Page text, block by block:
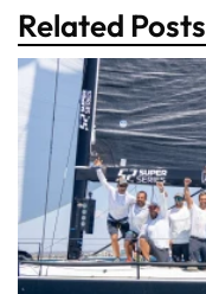
Related Posts